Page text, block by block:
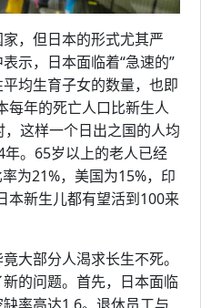
，但日本的形式尤其严
示，日本面临着“急速的”
均生育子女的数量，也即
每年的死亡人口比新生人
这样一个日出之国的人均
。65岁以上的老人已经
为21%，美国为15%，印
本新生儿都有望活到100来
大部分人渴求长生不死。
的问题。首先，日本面临